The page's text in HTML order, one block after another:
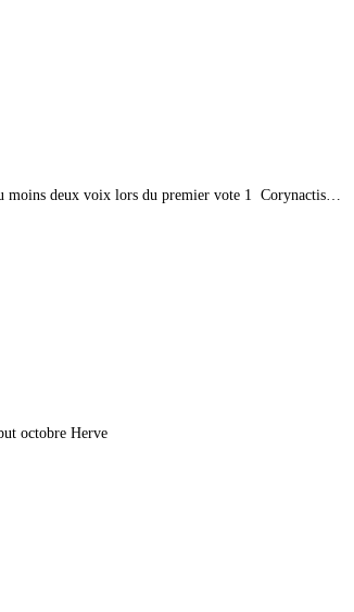
moins deux voix lors du premier vote 1 Corynactis…
octobre Herve